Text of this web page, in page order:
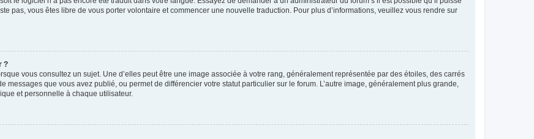
pas, vous êtes libre de vous porter volontaire et commencer une nouvelle traduction. Pour plus d’informations, veuillez vous rendre sur
?
vous consultez un sujet. Une d’elles peut être une image associée à votre rang, généralement représentée par des étoiles, des carrés
messages que vous avez publié, ou permet de différencier votre statut particulier sur le forum. L’autre image, généralement plus grande,
et personnelle à chaque utilisateur.